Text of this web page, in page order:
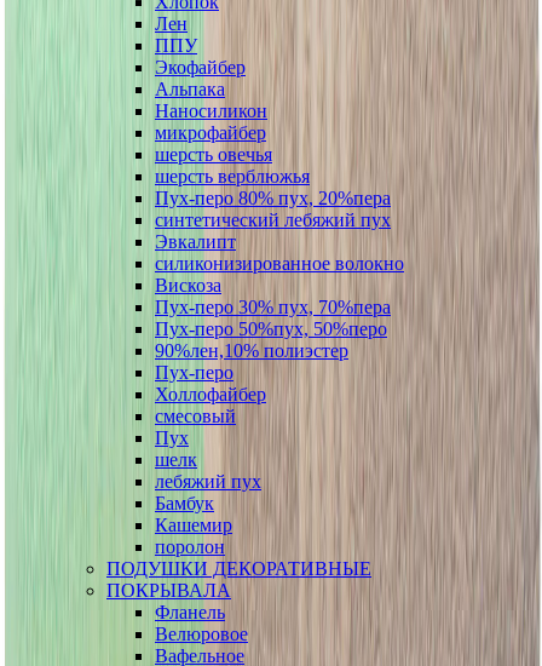
Лен
ППУ
Экофайбер
Альпака
Наносиликон
микрофайбер
шерсть овечья
шерсть верблюжья
Пух-перо 80% пух, 20%пера
синтетический лебяжий пух
Эвкалипт
силиконизированное волокно
Вискоза
Пух-перо 30% пух, 70%пера
Пух-перо 50%пух, 50%перо
90%лен,10% полиэстер
Пух-перо
Холлофайбер
смесовый
Пух
шелк
лебяжий пух
Бамбук
Кашемир
поролон
ПОДУШКИ ДЕКОРАТИВНЫЕ
ПОКРЫВАЛА
Фланель
Велюровое
Вафельное